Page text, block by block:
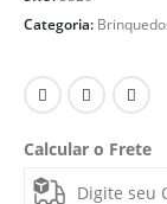
Categoria:
Calcular o Frete